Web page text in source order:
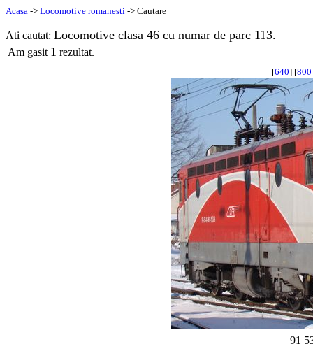
Acasa -> Locomotive romanesti -> Cautare
Ati cautat: Locomotive clasa 46 cu numar de parc 113.
Am gasit 1 rezultat.
[640] [800
91